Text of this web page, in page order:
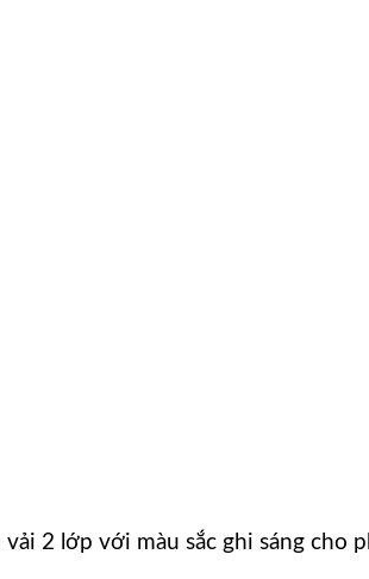
vải 2 lớp với màu sắc ghi sáng cho